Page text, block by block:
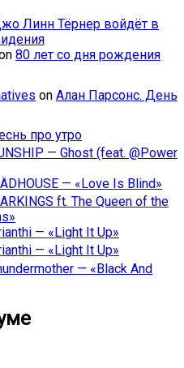
Линн Тёрнер войдёт в
80 лет со дня рождения
on Алан Парсонс. День
про утро
— Ghost (feat. @Power
— «Love Is Blind»
ft. The Queen of the
— «Light It Up»
— «Light It Up»
— «Black And